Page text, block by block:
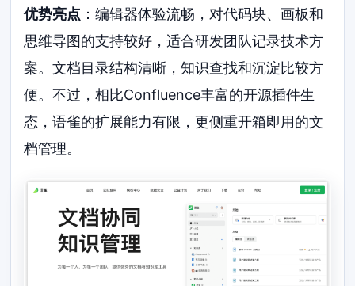
优势亮点 ：编辑器体验流畅，对代码块、画板和
思维导图的支持较好，适合研发团队记录技术方
案。文档目录结构清晰，知识查找和沉淀比较方
便。不过，相比Confluence丰富的开源插件生
态，语雀的扩展能力有限，更侧重开箱即用的文
档管理。